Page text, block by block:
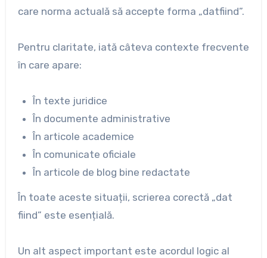
care norma actuală să accepte forma „datfiind”.
Pentru claritate, iată câteva contexte frecvente
în care apare:
În texte juridice
În documente administrative
În articole academice
În comunicate oficiale
În articole de blog bine redactate
În toate aceste situații, scrierea corectă „dat
fiind” este esențială.
Un alt aspect important este acordul logic al